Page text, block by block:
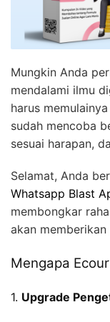
Mungkin Anda
mendalami ilmu
harus
sudah mencoba
sesuai harapan,
Selamat, Anda
Whatsapp Blast
membongkar
akan
Mengapa
1. Upgrade